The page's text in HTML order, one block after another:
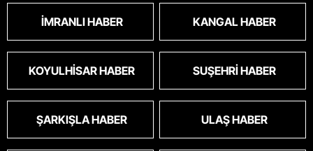
İMRANLI HABER KANGAL HABER
KOYULHISAR HABER SUŞEHRI HABER
ŞARKIŞLA HABER ULAŞ HABER